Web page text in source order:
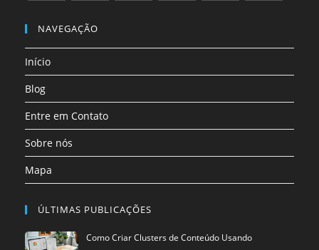
em
nova
aba
em
aba
aba
aba
aba
aba
NAVEGAÇÃO
Início
Blog
Entre em Contato
Sobre nós
Mapa
ÚLTIMAS PUBLICAÇÕES
Como Criar Clusters de Conteúdo Usando